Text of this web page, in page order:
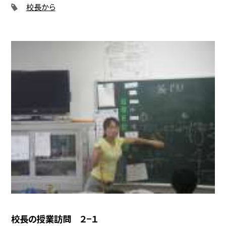
校長から
校長の授業訪問 ２−１